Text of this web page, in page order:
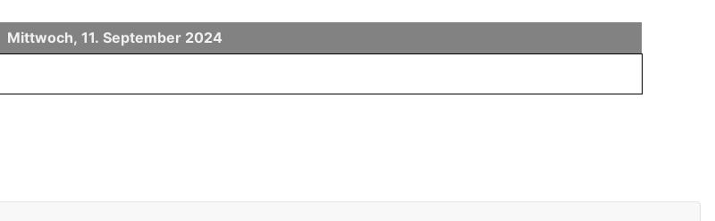
Mittwoch, 11. September 2024